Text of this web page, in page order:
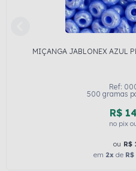
MIÇANGA JABLONEX AZUL
Ref:
500 gramas
R$
no pix
ou R$
em 2x de R$